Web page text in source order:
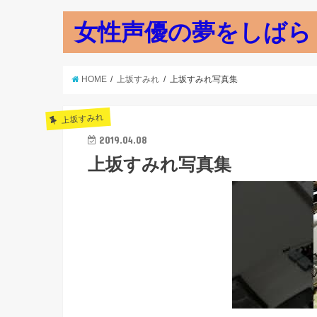
女性声優の夢をしば
HOME 上坂すみれ 上坂すみれ写真集
上坂すみれ
2019.04.08
上坂すみれ写真集